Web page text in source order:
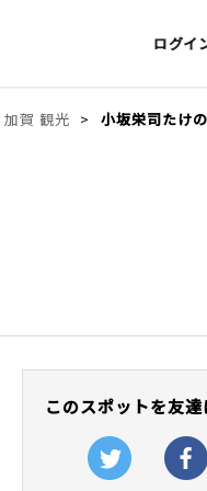
ログイ
加賀 観光 小坂栄司たけ
このスポットを友